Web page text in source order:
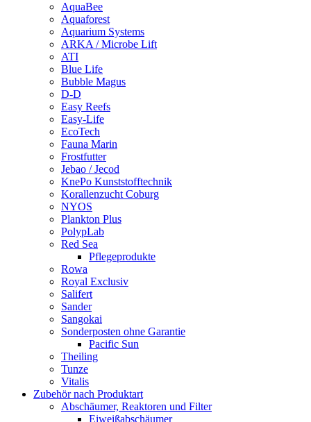
AquaBee
Aquaforest
Aquarium Systems
ARKA / Microbe Lift
ATI
Blue Life
Bubble Magus
D-D
Easy Reefs
Easy-Life
EcoTech
Fauna Marin
Frostfutter
Jebao / Jecod
KnePo Kunststofftechnik
Korallenzucht Coburg
NYOS
Plankton Plus
PolypLab
Red Sea
Pflegeprodukte
Rowa
Royal Exclusiv
Salifert
Sander
Sangokai
Sonderposten ohne Garantie
Pacific Sun
Theiling
Tunze
Vitalis
Zubehör nach Produktart
Abschäumer, Reaktoren und Filter
Eiweißabschäumer